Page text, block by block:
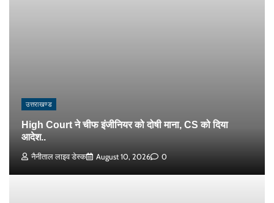
उत्तराखण्ड
High Court ने चीफ इंजीनियर को दोषी माना, CS को दिया
आदेश..
नैनीताल लाइव डेस्क August 10, 2026 0